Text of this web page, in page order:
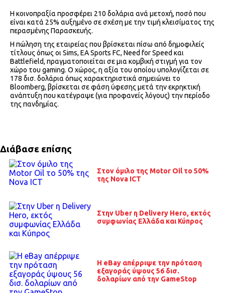
Η κοινοπραξία προσφέρει 210 δολάρια ανά μετοχή, ποσό που
είναι κατά 25% αυξημένο σε σχέση με την τιμή κλεισίματος της
περασμένης Παρασκευής.
Η πώληση της εταιρείας που βρίσκεται πίσω από δημοφιλείς
τίτλους όπως οι Sims, EA Sports FC, Need for Speed και
Battlefield, πραγματοποιείται σε μια κομβική στιγμή για τον
χώρο του gaming. Ο χώρος, η αξία του οποίου υπολογίζεται σε
178 δισ. δολάρια όπως χαρακτηριστικά σημειώνει το
Bloomberg, βρίσκεται σε φάση ύφεσης μετά την εκρηκτική
ανάπτυξη που κατέγραψε (για προφανείς λόγους) την περίοδο
της πανδημίας.
Διάβασε επίσης
Στον όμιλο της Motor Oil το 50%
της Nova ICT
Στην Uber η Delivery Hero, εκτός
συμφωνίας Ελλάδα και Κύπρος
H eBay απέρριψε την πρόταση
εξαγοράς ύψους 56 δισ.
δολαρίων από την GameStop